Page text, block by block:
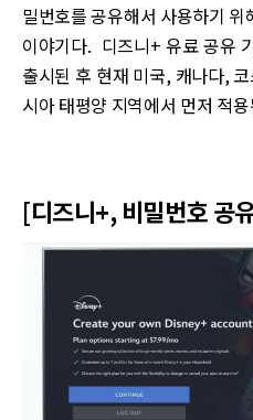
밀번호를 공유해서 사용하기
이야기다. 디즈니+ 유료 공유
출시된 후 현재 미국, 캐나다,
시아 태평양 지역에서 먼저 적
[디즈니+, 비밀번호 공